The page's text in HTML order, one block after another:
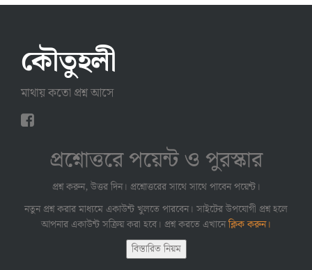
কৌতুহলী
মাথায় কতো প্রশ্ন আসে
প্রশ্নোত্তরে পয়েন্ট ও পুরস্কার
প্রশ্ন করুন, উত্তর দিন। প্রশ্নোত্তরের সাথে সাথে পাবেন পয়েন্ট।
নতুন প্রশ্ন করার মাধ্যমে একাউন্ট খুলতে পারবেন। সাইটের উপযোগী প্রশ্ন হলে
আপনার একাউন্ট সক্রিয় করা হবে। প্রশ্ন করতে এখানেক্লিক করুন।
বিস্তারিত নিয়ম